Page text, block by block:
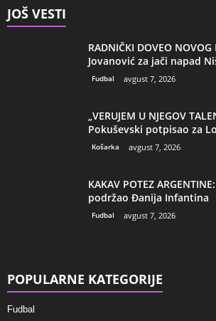
JOŠ VESTI
RADNIČKI DOVEO
Jovanović za jači napad
Fudbal avgust 7, 2026
„VERUJEM U NJEGOV
Pokuševski potpisao za
Košarka avgust 7, 2026
KAKAV POTEZ
podržao Đanija Infantina
Fudbal avgust 7, 2026
POPULARNE KATEGORIJE
Fudbal